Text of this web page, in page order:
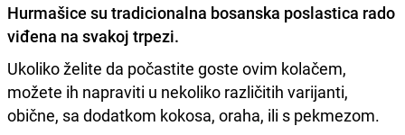
Hurmašice su tradicionalna bosanska poslastica rado
viđena na svakoj trpezi.
Ukoliko želite da počastite goste ovim kolačem,
možete ih napraviti u nekoliko različitih varijanti,
obične, sa dodatkom kokosa, oraha, ili s pekmezom.